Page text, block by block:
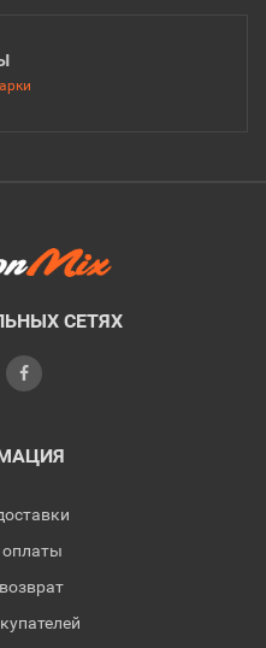
СЕТЯХ